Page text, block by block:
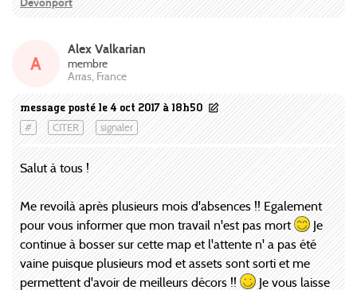
message posté le 4 oct 2017 à 18h50
# CITER signaler
A
Alex Valkarian
membre
Arras, France
Salut à tous !
Me revoilà après plusieurs mois d'absences !! Egalement
pour vous informer que mon travail n'est pas mort
Je
continue à bosser sur cette map et l'attente n' a pas été
vaine puisque plusieurs mod et assets sont sorti et me
permettent d'avoir de meilleurs décors !!
Je vous laisse